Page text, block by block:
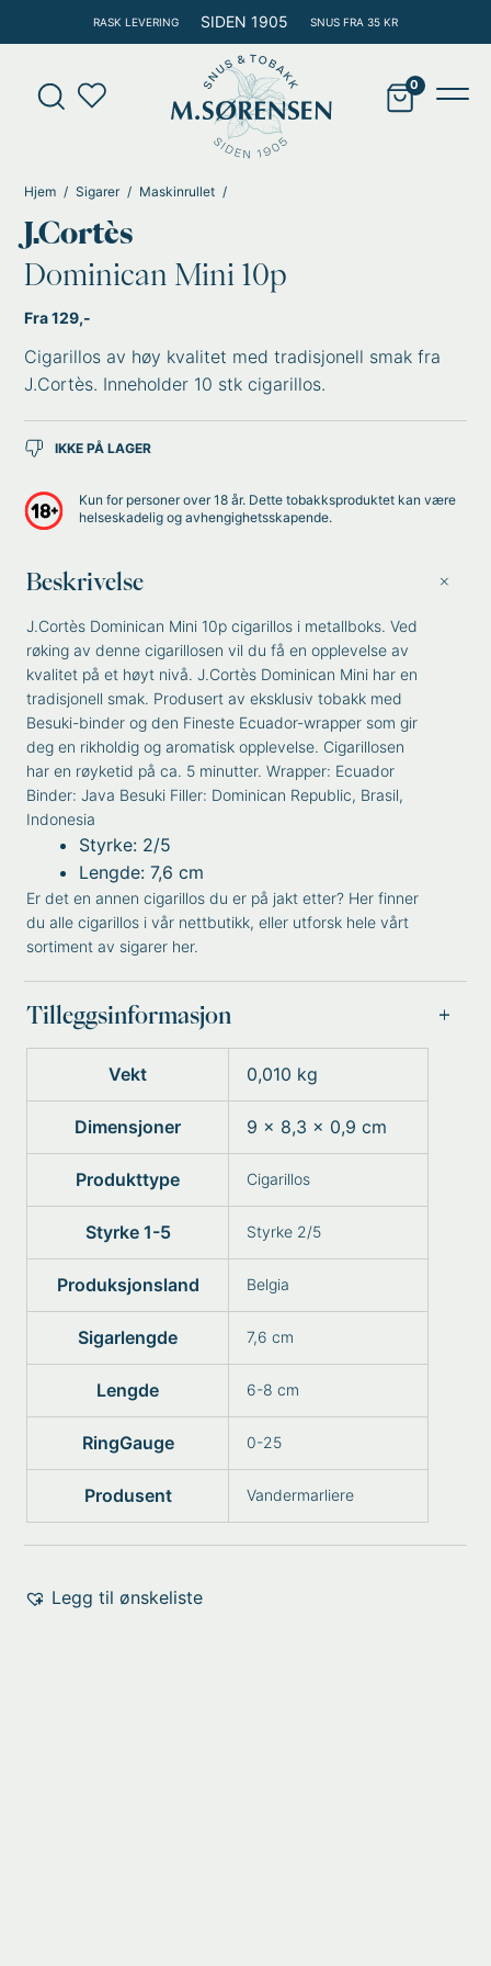
rett
innholdet
RASK LEVERING SIDEN 1905 SNUS FRA 35 KR
Products
search
Hjem Sigarer Maskinrullet
J.Cortès
Dominican Mini 10p
Fra 129,-
Cigarillos av høy kvalitet med tradisjonell smak fra
J.Cortès. Inneholder 10 stk cigarillos.
IKKE PÅ LAGER
Kun for personer over 18 år. Dette tobakksproduktet kan være
helseskadelig og avhengighetsskapende.
Beskrivelse
J.Cortès Dominican Mini 10p cigarillos i metallboks. Ved
røking av denne cigarillosen vil du få en opplevelse av
kvalitet på et høyt nivå. J.Cortès Dominican Mini har en
tradisjonell smak. Produsert av eksklusiv tobakk med
Besuki-binder og den Fineste Ecuador-wrapper som gir
deg en rikholdig og aromatisk opplevelse. Cigarillosen
har en røyketid på ca. 5 minutter. Wrapper: Ecuador
Binder: Java Besuki Filler: Dominican Republic, Brasil,
Indonesia
Styrke: 2/5
Lengde: 7,6 cm
Er det en annen cigarillos du er på jakt etter? Her finner
dualle cigarillos i vår nettbutikk, eller utforsk hele vårt
sortiment av sigarer her.
Tilleggsinformasjon
Vekt 0,010 kg
Dimensjoner 9 × 8,3 × 0,9 cm
Produkttype Cigarillos
Styrke 1-5 Styrke 2/5
Produksjonsland Belgia
Sigarlengde 7,6 cm
Lengde 6-8 cm
RingGauge 0-25
Produsent Vandermarliere
Legg til ønskeliste